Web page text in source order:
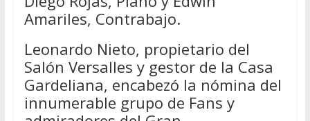
Amariles, Contrabajo.
Leonardo Nieto, propietario del
Salón Versalles y gestor de la Casa
Gardeliana, encabezó la nómina del
innumerable grupo de Fans y